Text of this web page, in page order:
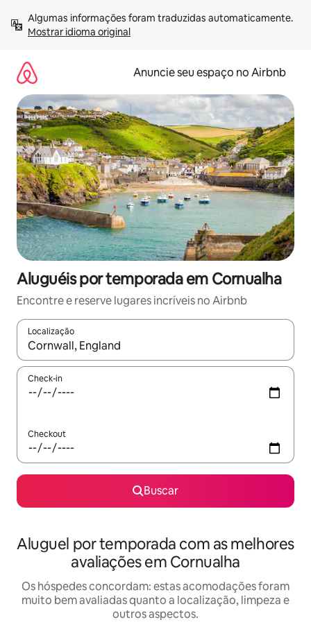
para
Mostrar idioma original
Anuncie seu espaço no Airbnb
Aluguéis por temporada em Cornualha
Encontre e reserve lugares incríveis no Airbnb
Localização
Quando os resultados estiverem disponíveis, explore-os
Check-in
Checkout
Buscar
Aluguel por temporada com as melhores
avaliações em Cornualha
Os hóspedes concordam: estas acomodações foram
muito bem avaliadas quanto a localização, limpeza e
outros aspectos.